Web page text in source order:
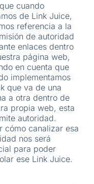
cuando
de Link Juice,
referencia a la
de autoridad
enlaces dentro
página web,
en cuenta que
implementamos
que va de una
a otra dentro de
propia web, esta
autoridad.
cómo canalizar esa
nos será
para poder
ese Link Juice.